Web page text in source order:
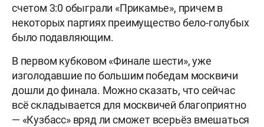
счетом 3:0 обыграли «Прикамье», причем в
некоторых партиях преимущество бело-голубых
было подавляющим.
В первом кубковом «Финале шести», уже
изголодавшие по большим победам москвичи
дошли до финала. Можно сказать, что сейчас
всё складывается для москвичей благоприятно
— «Кузбасс» вряд ли сможет всерьёз вмешаться